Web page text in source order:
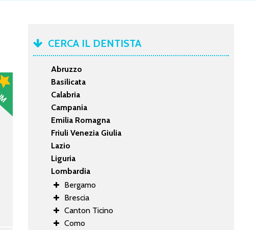
CERCA IL DENTISTA
Abruzzo
Basilicata
Calabria
Campania
Emilia Romagna
Friuli Venezia Giulia
Lazio
Liguria
Lombardia
Bergamo
Brescia
Canton Ticino
Como